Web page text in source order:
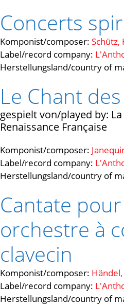
Concerts
Komponist/composer: Schütz,
Label/record company:
Herstellungsland/country of
Le Chant
Renaissance Française
Komponist/composer:
Label/record company:
Herstellungsland/country of
Cantate
orchestre à
clavecin
Komponist/composer:
Label/record company:
Herstellungsland/country of